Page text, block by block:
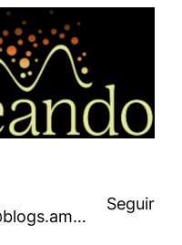
@ribadeando@blogs.amarinha.gal
Seguir